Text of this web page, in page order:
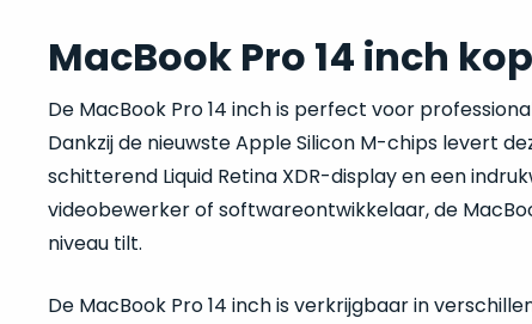
MacBook Pro 14 inch
De MacBook Pro 14 inch is perfect voor
Dankzij de nieuwste Apple Silicon M-chips levert
schitterend Liquid Retina XDR-display en een
videobewerker of softwareontwikkelaar, de
niveau tilt.
De MacBook Pro 14 inch is verkrijgbaar in